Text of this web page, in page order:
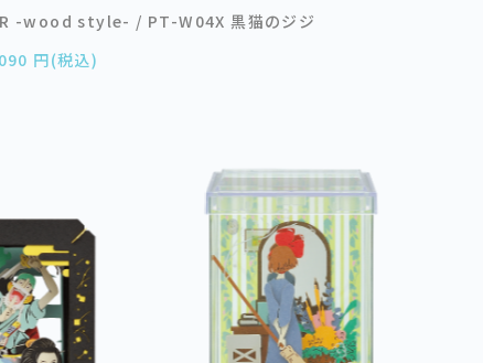
-wood style- / PT-W04X 黒猫のジジ
円(税込)